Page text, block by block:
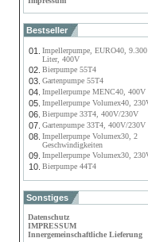
Bestseller
01.
Impellerpumpe, EURO40, 9.300
Liter, 400V
02. Bierpumpe 55T4
03. Gartenpumpe 55T4
04. Impellerpumpe MENC40, 400V
05. Impellerpumpe Volumex40,
06. Bierpumpe 33T4, 400V/230V
07. Gartenpumpe 33T4, 400V/230V
08. Impellerpumpe Volumex30, 2
Geschwindigkeiten
09. Impellerpumpe Volumex30,
10. Bierpumpe 44T4
Sonstiges
Datenschutz
IMPRESSUM
Innergemeinschaftliche Lieferung